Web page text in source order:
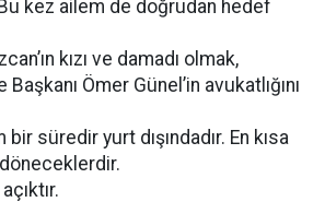
kez ailem de doğrudan hedef
kızı ve damadı olmak,
Ömer Günel’in avukatlığını
bir süredir yurt dışındadır. En kısa